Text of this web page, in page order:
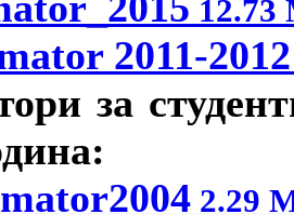
12.73
2011-2012
за
2.29